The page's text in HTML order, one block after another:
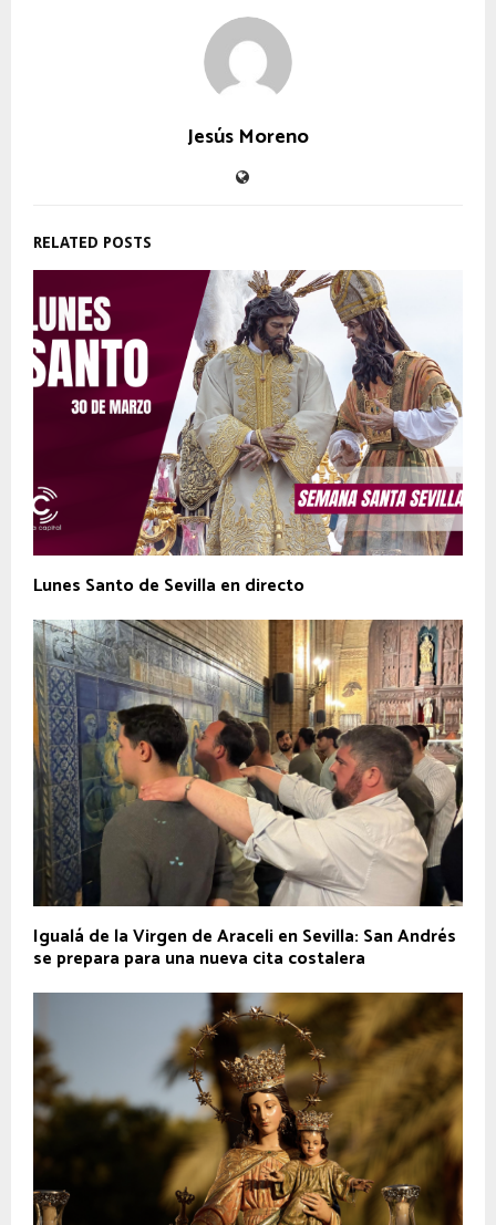
Jesús Moreno
RELATED POSTS
Lunes Santo de Sevilla en directo
Igualá de la Virgen de Araceli en Sevilla: San Andrés
se prepara para una nueva cita costalera